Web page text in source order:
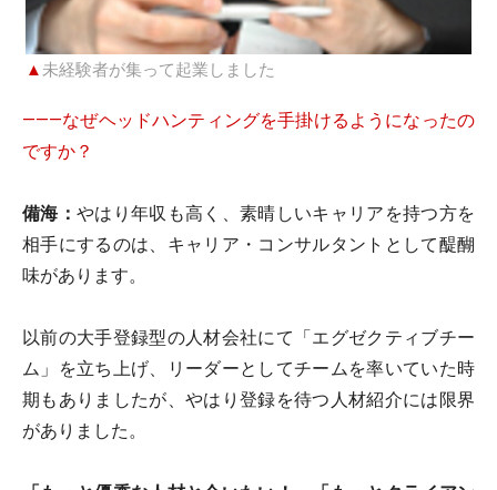
▲未経験者が集って起業しました
―――なぜヘッドハンティングを手掛けるようになったの
ですか？
備海： やはり年収も高く、素晴しいキャリアを持つ方を
相手にするのは、キャリア・コンサルタントとして醍醐
味があります。
以前の大手登録型の人材会社にて「エグゼクティブチー
ム」を立ち上げ、リーダーとしてチームを率いていた時
期もありましたが、やはり登録を待つ人材紹介には限界
がありました。